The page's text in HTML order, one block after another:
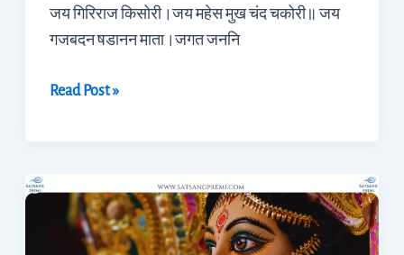
जय गिरिराज किसोरी।जय महेस मुख चंद चकोरी॥ जय
गजबदन षडानन माता।जगत जननि
Read Post »
विश्वम्भरी